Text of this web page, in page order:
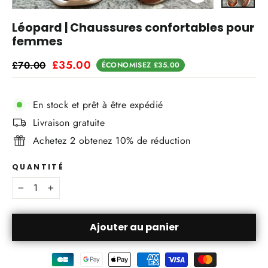
Fermer
(Esc)
Léopard | Chaussures confortables pour
femmes
Prix
régulier
£70.00 Prix
réduit
£35.00 ÉCONOMISEZ£35.00
Léopard
35
36 37
42
En stock et prêt à être expédié
Livraison gratuite
Achetez 2 obtenez 10% de réduction
QUANTITÉ
− +
Ajouter au panier